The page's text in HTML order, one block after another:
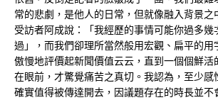
常的悲劇，是他人的日常，但就像融入背景之
受訪者阿成說：「我經歷的事情可能你過多幾
過」，而我們卻理所當然般用宏觀、扁平的用
傲慢地評價起新聞價值云云，直到一個個鮮活
在眼前，才驚覺痛苦之真切。我認為，至少感
確實值得被傳達開去，因議題存在的時長並不